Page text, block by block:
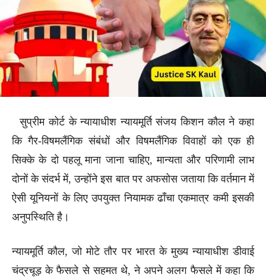
सुप्रीम कोर्ट के न्यायाधीश न्यायमूर्ति संजय किशन कौल ने कहा
कि गैर-विषमलैंगिक संबंधों और विषमलैंगिक विवाहों को एक ही
सिक्के के दो पहलू माना जाना चाहिए, मान्यता और परिणामी लाभ
दोनों के संदर्भ में, उन्होंने इस बात पर अफसोस जताया कि वर्तमान में
ऐसी यूनियनों के लिए उपयुक्त नियामक ढाँचा एकमात्र कमी इसकी
अनुपस्थिति है।
न्यायमूर्ति कौल, जो मोटे तौर पर भारत के मुख्य न्यायाधीश डीवाई
चंद्रचूड़ के फैसले से सहमत थे, ने अपने अलग फैसले में कहा कि